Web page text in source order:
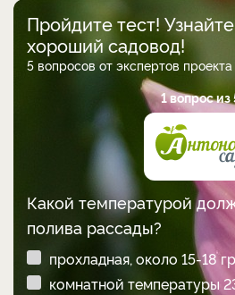
Пройдите тест!
хороший садовод!
5 вопросов от экспертов
1 вопрос из
Какой температурой
полива рассады?
прохладная, около 15-18
комнатной температуры